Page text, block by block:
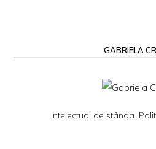
GABRIELA
Intelectual de stânga.